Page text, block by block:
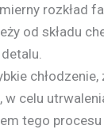
rozkład
od składu
w celu
tego